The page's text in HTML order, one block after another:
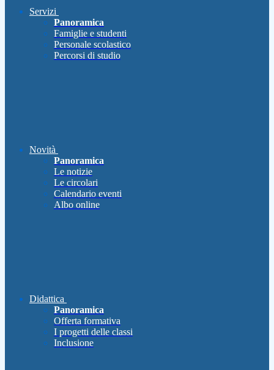
Servizi
Panoramica
Famiglie e studenti
Personale scolastico
Percorsi di studio
Novità
Panoramica
Le notizie
Le circolari
Calendario eventi
Albo online
Didattica
Panoramica
Offerta formativa
I progetti delle classi
Inclusione